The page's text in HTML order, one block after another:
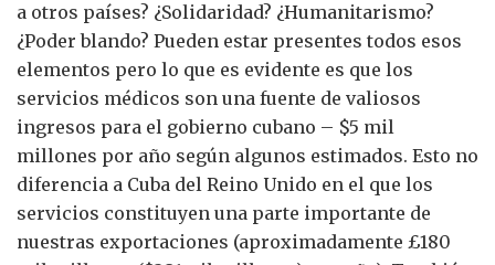
a otros países? ¿Solidaridad? ¿Humanitarismo?
¿Poder blando? Pueden estar presentes todos esos
elementos pero lo que es evidente es que los
servicios médicos son una fuente de valiosos
ingresos para el gobierno cubano – $5 mil
millones por año según algunos estimados. Esto no
diferencia a Cuba del Reino Unido en el que los
servicios constituyen una parte importante de
nuestras exportaciones (aproximadamente £180